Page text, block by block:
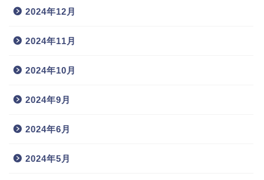
2024年12月
2024年11月
2024年10月
2024年9月
2024年6月
2024年5月